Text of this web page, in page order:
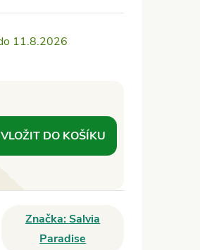
11.8.2026
VLOŽIT DO KOŠÍKU
Značka:Salvia
Paradise